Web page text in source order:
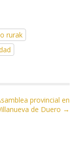
rurak
provincial en
de Duero →